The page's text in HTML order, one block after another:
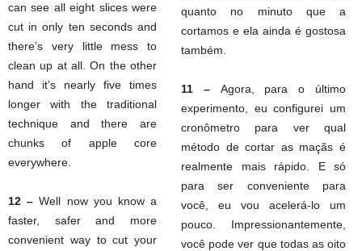
can see all eight slices were
cut in only ten seconds and
there’s very little mess to
clean up at all. On the other
hand it’s nearly five times
longer with the traditional
technique and there are
chunks of apple core
everywhere.
12 –Well now you know a
faster, safer and more
convenient way to cut your
quanto no minuto que a
cortamos e ela ainda é gostosa
também.
11 – Agora, para o último
experimento, eu configurei um
cronômetro para ver qual
método de cortar as maçãs é
realmente mais rápido. E só
para ser conveniente para
você, eu vou acelerá-lo um
pouco. Impressionantemente,
você pode ver que todas as oito